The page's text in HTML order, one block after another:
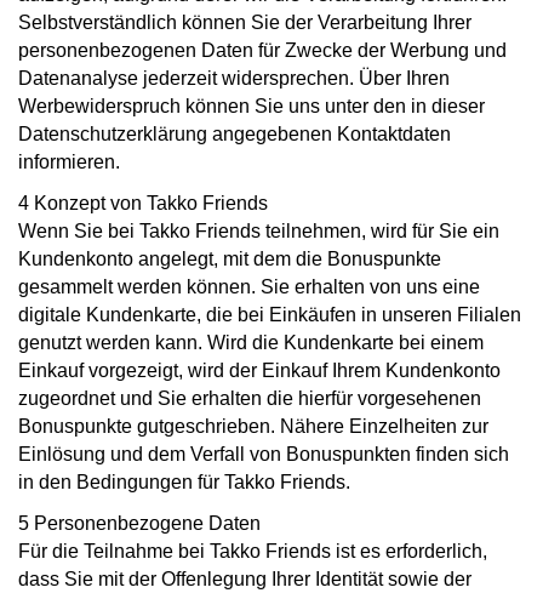
Selbstverständlich können Sie der Verarbeitung Ihrer
personenbezogenen Daten für Zwecke der Werbung und
Datenanalyse jederzeit widersprechen. Über Ihren
Werbewiderspruch können Sie uns unter den in dieser
Datenschutzerklärung angegebenen Kontaktdaten
informieren.
4 Konzept von Takko Friends
Wenn Sie bei Takko Friends teilnehmen, wird für Sie ein
Kundenkonto angelegt, mit dem die Bonuspunkte
gesammelt werden können. Sie erhalten von uns eine
digitale Kundenkarte, die bei Einkäufen in unseren Filialen
genutzt werden kann. Wird die Kundenkarte bei einem
Einkauf vorgezeigt, wird der Einkauf Ihrem Kundenkonto
zugeordnet und Sie erhalten die hierfür vorgesehenen
Bonuspunkte gutgeschrieben. Nähere Einzelheiten zur
Einlösung und dem Verfall von Bonuspunkten finden sich
in den Bedingungen für Takko Friends.
5 Personenbezogene Daten
Für die Teilnahme bei Takko Friends ist es erforderlich,
dass Sie mit der Offenlegung Ihrer Identität sowie der